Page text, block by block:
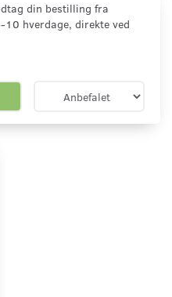
din bestilling fra
10 hverdage, direkte ved